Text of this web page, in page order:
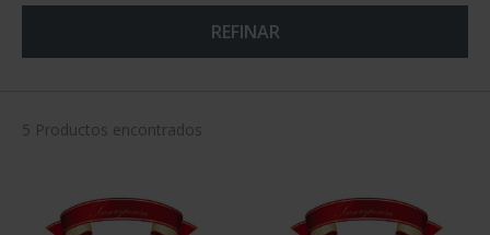
REFINAR
5 Productos encontrados